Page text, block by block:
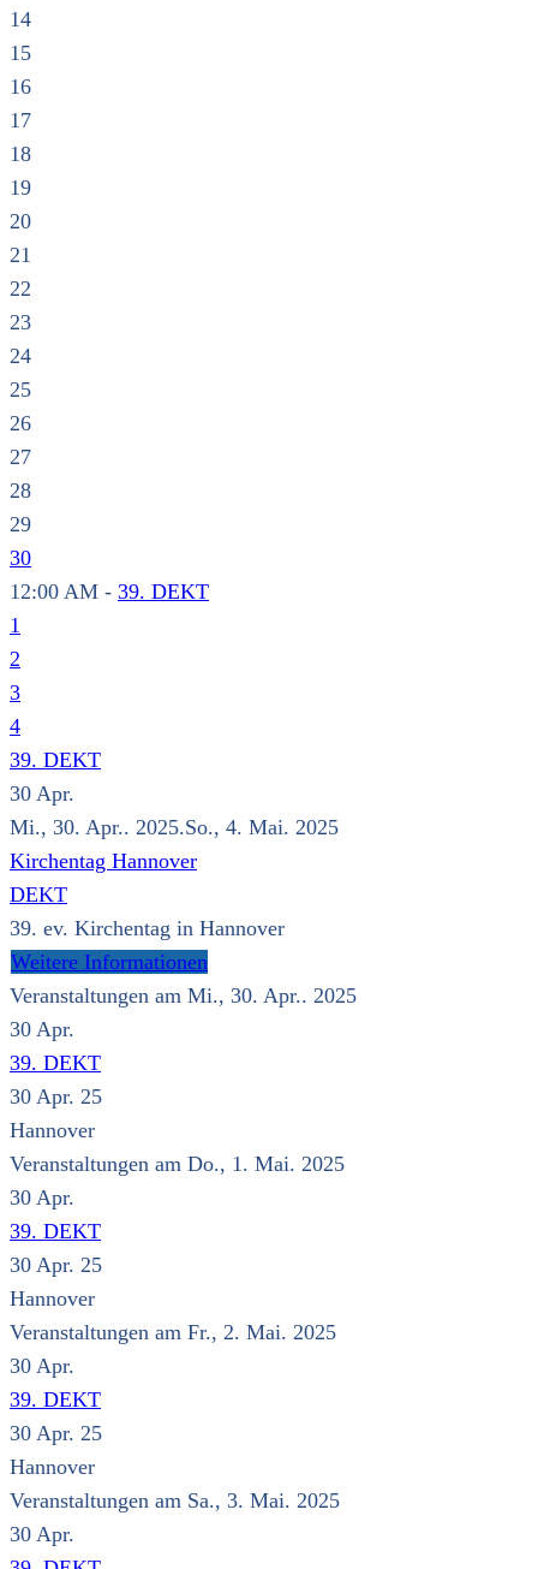
14
15
16
17
18
19
20
21
22
23
24
25
26
27
28
29
30
12:00 AM - 39. DEKT
1
2
3
4
39. DEKT
30 Apr.
Mi., 30. Apr.. 2025.So., 4. Mai. 2025
Kirchentag Hannover
DEKT
39. ev. Kirchentag in Hannover
Weitere Informationen
Veranstaltungen am Mi., 30. Apr.. 2025
30 Apr.
39. DEKT
30 Apr. 25
Hannover
Veranstaltungen am Do., 1. Mai. 2025
30 Apr.
39. DEKT
30 Apr. 25
Hannover
Veranstaltungen am Fr., 2. Mai. 2025
30 Apr.
39. DEKT
30 Apr. 25
Hannover
Veranstaltungen am Sa., 3. Mai. 2025
30 Apr.